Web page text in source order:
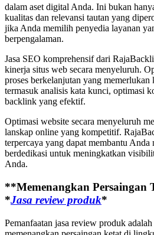
dalam aset digital Anda. Ini bukan
kualitas dan relevansi tautan yang
jika Anda memilih penyedia layanan
berpengalaman.
Jasa SEO komprehensif dari
kinerja situs web secara menyeluruh.
proses berkelanjutan yang
termasuk analisis kata kunci, optimasi
backlink yang efektif.
Optimasi website secara menyeluruh
lanskap online yang kompetitif.
terpercaya yang dapat membantu
berdedikasi untuk meningkatkan
Anda.
**Memenangkan Persaingan
*Jasa review produk*
Pemanfaatan jasa review produk